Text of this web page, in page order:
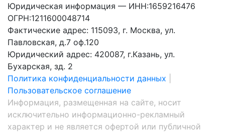
Юридическая информация — ИНН:1659216476
ОГРН:1211600048714
Фактические адрес: 115093, г. Москва, ул.
Павловская, д.7 оф.120
Юридический адрес: 420087, г.Казань, ул.
Бухарская, зд. 2
Политика конфиденциальности данных
Пользовательское соглашение
Информация, размещенная на сайте, носит
исключительно информационно-рекламный
характер и не является офертой или публичной